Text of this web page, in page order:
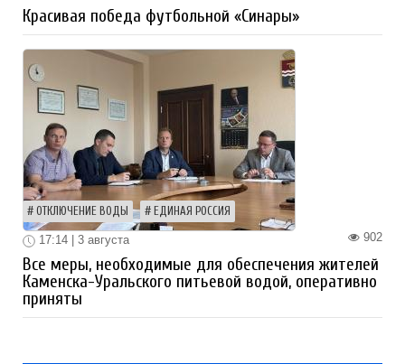
Красивая победа футбольной «Синары»
ОТКЛЮЧЕНИЕ ВОДЫ ЕДИНАЯ РОССИЯ
902
17:14 | 3 августа
Все меры, необходимые для обеспечения жителей
Каменска-Уральского питьевой водой, оперативно
приняты